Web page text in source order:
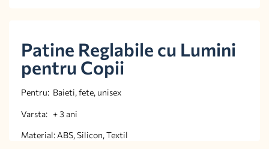
Patine Reglabile cu Lumini
pentru Copii
Pentru: Baieti, fete, unisex
Varsta: + 3 ani
Material: ABS, Silicon, Textil